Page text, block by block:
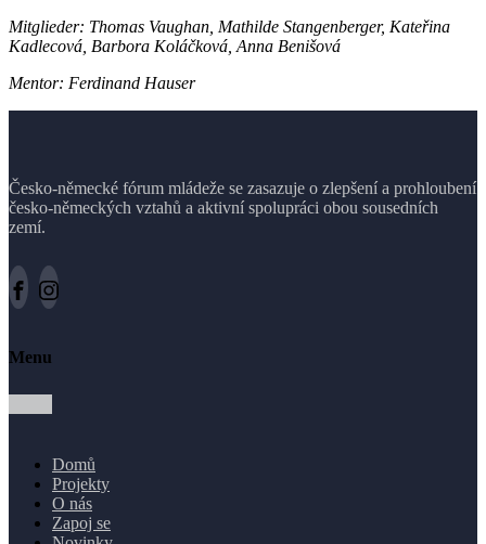
Mitglieder: Thomas Vaughan, Mathilde Stangenberger, Kateřina
Kadlecová, Barbora Koláčková, Anna Benišová
Mentor: Ferdinand Hauser
Česko-německé fórum mládeže se zasazuje o zlepšení a prohloubení
česko-německých vztahů a aktivní spolupráci obou sousedních
zemí.
Menu
Domů
Projekty
O nás
Zapoj se